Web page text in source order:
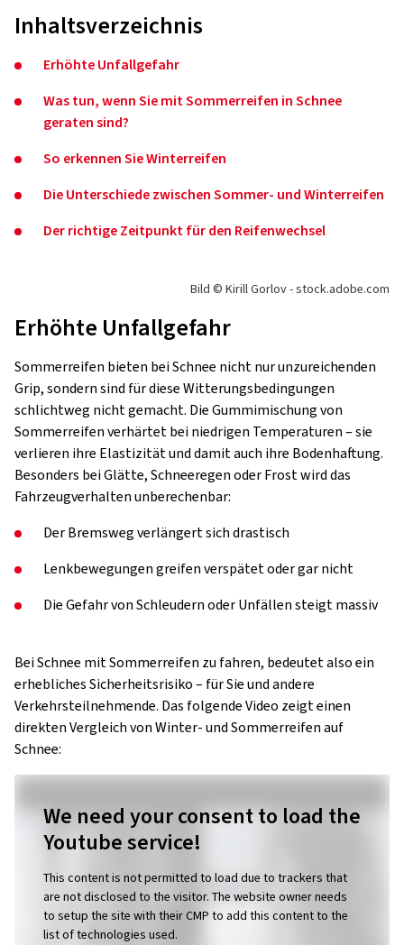
Inhaltsverzeichnis
Erhöhte Unfallgefahr
Was tun, wenn Sie mit Sommerreifen in Schnee
geraten sind?
So erkennen Sie Winterreifen
Die Unterschiede zwischen Sommer- und Winterreifen
Der richtige Zeitpunkt für den Reifenwechsel
Bild © Kirill Gorlov - stock.adobe.com
Erhöhte Unfallgefahr
Sommerreifen bieten bei Schnee nicht nur unzureichenden
Grip, sondern sind für diese Witterungsbedingungen
schlichtweg nicht gemacht. Die Gummimischung von
Sommerreifen verhärtet bei niedrigen Temperaturen – sie
verlieren ihre Elastizität und damit auch ihre Bodenhaftung.
Besonders bei Glätte, Schneeregen oder Frost wird das
Fahrzeugverhalten unberechenbar:
Der Bremsweg verlängert sich drastisch
Lenkbewegungen greifen verspätet oder gar nicht
Die Gefahr von Schleudern oder Unfällen steigt massiv
Bei Schnee mit Sommerreifen zu fahren, bedeutet also ein
erhebliches Sicherheitsrisiko – für Sie und andere
Verkehrsteilnehmende. Das folgende Video zeigt einen
direkten Vergleich von Winter- und Sommerreifen auf
Schnee:
We need your consent to load the
Youtube service!
This content is not permitted to load due to trackers that
are not disclosed to the visitor. The website owner needs
to setup the site with their CMP to add this content to the
list of technologies used.